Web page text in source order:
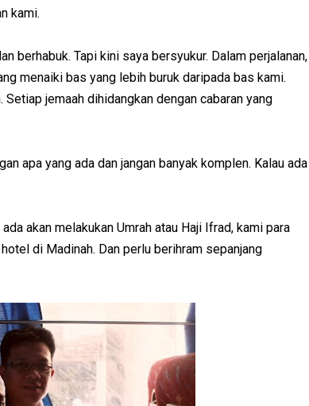
kami.
berhabuk. Tapi kini saya bersyukur. Dalam perjalanan,
menaiki bas yang lebih buruk daripada bas kami.
jemaah dihidangkan dengan cabaran yang
apa yang ada dan jangan banyak komplen. Kalau ada
akan melakukan Umrah atau Haji Ifrad, kami para
di Madinah. Dan perlu berihram sepanjang